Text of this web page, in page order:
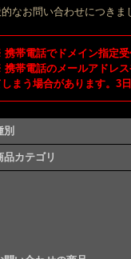
なお問い合わせにつき
帯電話でドメイン指定
帯電話のメールアドレ
まう場合があります。3
別
品カテゴリ